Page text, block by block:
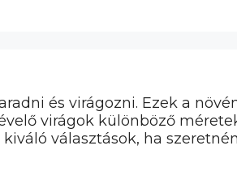
és virágozni. Ezek a
virágok különböző
választások, ha